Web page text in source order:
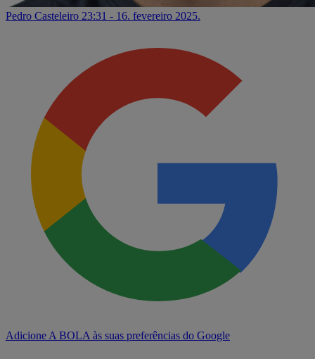
Pedro Casteleiro 23:31 - 16. fevereiro 2025.
Adicione A BOLA às suas preferências do Google